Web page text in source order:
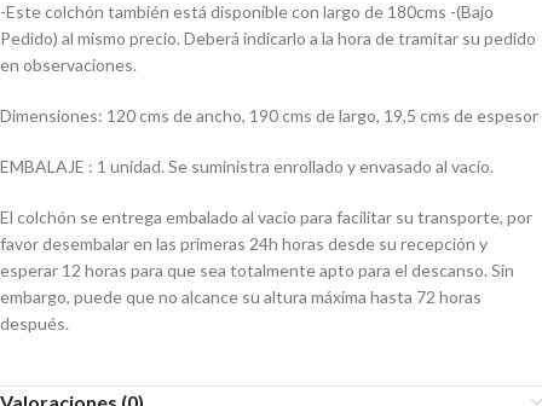
-Este colchón también está disponible con largo de 180cms -(Bajo
Pedido) al mismo precio. Deberá indicarlo a la hora de tramitar su pedido
en observaciones.
Dimensiones: 120 cms de ancho, 190 cms de largo, 19,5 cms de espesor
EMBALAJE : 1 unidad. Se suministra enrollado y envasado al vacío.
El colchón se entrega embalado al vacío para facilitar su transporte, por
favor desembalar en las primeras 24h horas desde su recepción y
esperar 12 horas para que sea totalmente apto para el descanso. Sin
embargo, puede que no alcance su altura máxima hasta 72 horas
después.